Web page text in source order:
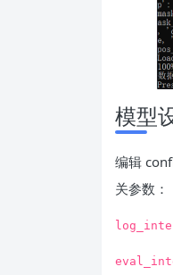
模型
编辑
关参数：